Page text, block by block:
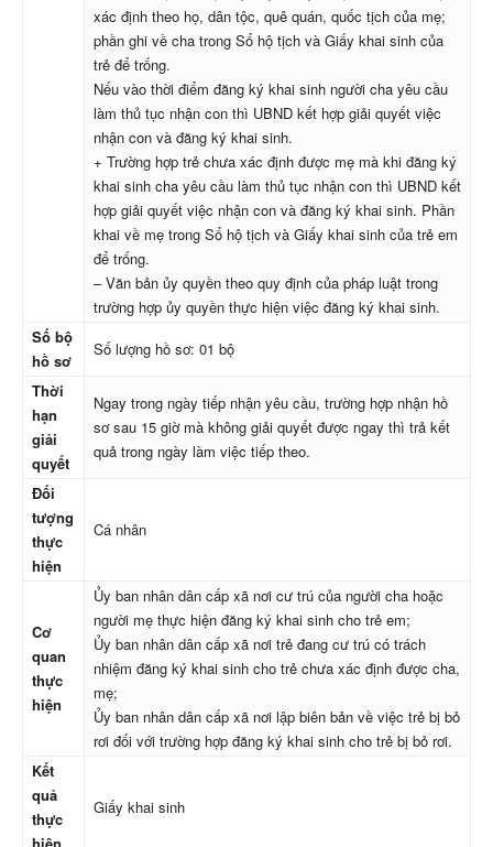
xác định theo họ, dân tộc, quê quán, quốc tịch của mẹ;
phần ghi về cha trong Sổ hộ tịch và Giấy khai sinh của
trẻ để trống.
Nếu vào thời điểm đăng ký khai sinh người cha yêu cầu
làm thủ tục nhận con thì UBND kết hợp giải quyết việc
nhận con và đăng ký khai sinh.
+ Trường hợp trẻ chưa xác định được mẹ mà khi đăng ký
khai sinh cha yêu cầu làm thủ tục nhận con thì UBND kết
hợp giải quyết việc nhận con và đăng ký khai sinh. Phần
khai về mẹ trong Sổ hộ tịch và Giấy khai sinh của trẻ em
để trống.
– Văn bản ủy quyền theo quy định của pháp luật trong
trường hợp ủy quyền thực hiện việc đăng ký khai sinh.
Số bộ
hồ sơ
Số lượng hồ sơ: 01 bộ
Thời
hạn
giải
quyết
Ngay trong ngày tiếp nhận yêu cầu, trường hợp nhận hồ
sơ sau 15 giờ mà không giải quyết được ngay thì trả kết
quả trong ngày làm việc tiếp theo.
Đối
tượng
thực
hiện
Cá nhân
Cơ
quan
thực
hiện
Ủy ban nhân dân cấp xã nơi cư trú của người cha hoặc
người mẹ thực hiện đăng ký khai sinh cho trẻ em;
Ủy ban nhân dân cấp xã nơi trẻ đang cư trú có trách
nhiệm đăng ký khai sinh cho trẻ chưa xác định được cha,
mẹ;
Ủy ban nhân dân cấp xã nơi lập biên bản về việc trẻ bị bỏ
rơi đối với trường hợp đăng ký khai sinh cho trẻ bị bỏ rơi.
Kết
quả
thực
hiện
Giấy khai sinh